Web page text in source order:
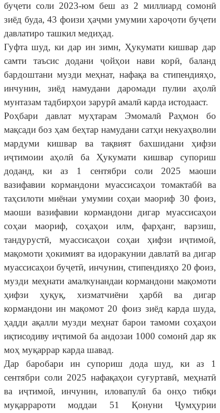
буҷети соли 2023-юм беш аз 2 миллиард сомонӣ
зиёд буда, 43 фоизи ҳаҷми умумии хароҷоти буҷети
давлатиро ташкил медиҳад.
Гуфта шуд, ки дар ин зимн, Ҳукумати кишвар дар
самти таъсис додани ҷойҳои нави корӣ, баланд
бардоштани музди меҳнат, нафақа ва стипендияҳо,
инчунин, зиёд намудани даромади пулии аҳолӣ
мунтазам тадбирҳои зарурӣ амалӣ карда истодааст.
Роҳбари давлат муҳтарам Эмомалӣ Раҳмон бо
мақсади боз ҳам беҳтар намудани сатҳи некуаҳволии
мардуми кишвар ва тақвият бахшидани ҳифзи
иҷтимоии аҳолӣ ба Ҳукумати кишвар супориш
доданд, ки аз 1 сентябри соли 2025 маоши
вазифавии кормандони муассисаҳои томактабӣ ва
таҳсилоти миёнаи умумии соҳаи маориф 30 фоиз,
маоши вазифавии кормандони дигар муассисаҳои
соҳаи маориф, соҳаҳои илм, фарҳанг, варзиш,
тандурустӣ, муассисаҳои соҳаи ҳифзи иҷтимоӣ,
мақомоти ҳокимият ва идоракунии давлатӣ ва дигар
муассисаҳои буҷетӣ, инчунин, стипендияҳо 20 фоиз,
музди меҳнати амалкунандаи кормандони мақомоти
ҳифзи ҳуқуқ, хизматчиёни ҳарбӣ ва дигар
кормандони ин мақомот 20 фоиз зиёд карда шуда,
ҳадди ақалли музди меҳнат барои тамоми соҳаҳои
иқтисодиву иҷтимоӣ ба андозаи 1000 сомонӣ дар як
моҳ муқаррар карда шавад.
Дар баробари ин супориш дода шуд, ки аз 1
сентябри соли 2025 нафақаҳои суғуртавӣ, меҳнатӣ
ва иҷтимоӣ, инчунин, иловапулӣ ба онҳо тибқи
муқаррароти моддаи 51 Қонуни Ҷумҳурии